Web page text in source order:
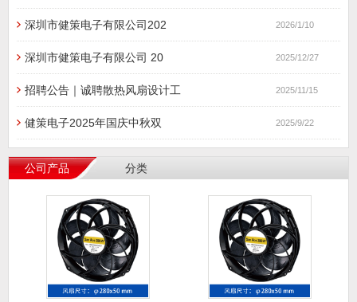
深圳市健策电子有限公司202 2026/1/10
深圳市健策电子有限公司 20 2025/12/27
招聘公告｜诚聘散热风扇设计工 2025/11/15
健策电子2025年国庆中秋双 2025/9/22
公司产品 分类